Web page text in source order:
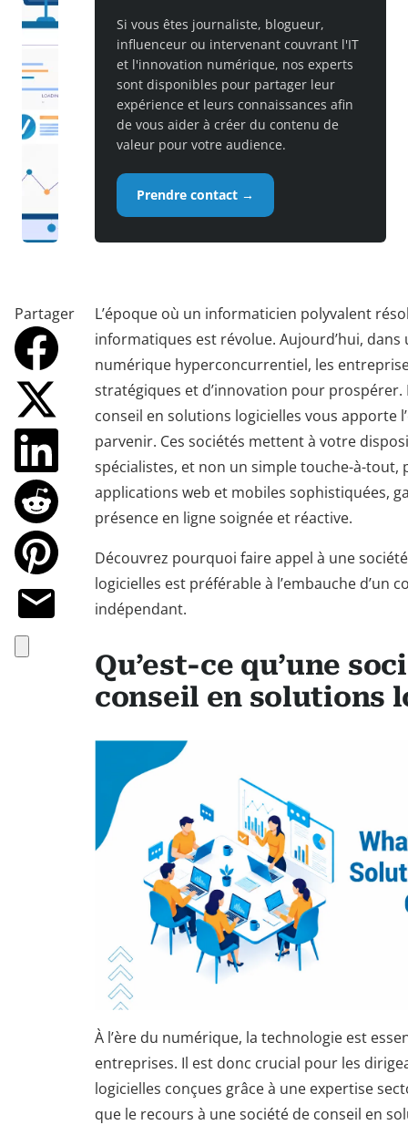
Si vous êtes journaliste, blogueur,
influenceur ou intervenant couvrant l'IT
et l'innovation numérique, nos experts
sont disponibles pour partager leur
expérience et leurs connaissances afin
de vous aider à créer du contenu de
valeur pour votre audience.
Prendre contact →
Partager
L’époque où un informaticien polyvalent
informatiques est révolue. Aujourd’hui,
numérique hyperconcurrentiel, les
stratégiques et d’innovation pour prospérer.
conseil en solutions logicielles vous apporte
parvenir. Ces sociétés mettent à votre
spécialistes, et non un simple touche-à-tout,
applications web et mobiles sophistiquées,
présence en ligne soignée et réactive.
Découvrez pourquoi faire appel à une
logicielles est préférable à l’embauche d’un
indépendant.
Qu’est-ce qu’une
conseil en solutions
À l’ère du numérique, la technologie est
entreprises. Il est donc crucial pour les
logicielles conçues grâce à une expertise
que le recours à une société de conseil en